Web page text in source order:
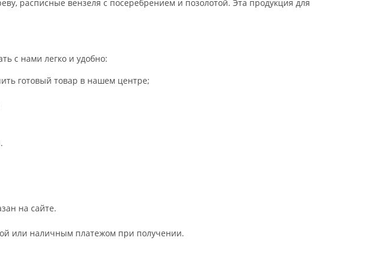
расписные вензеля с посеребрением и позолотой. Эта продукция для
с нами легко и удобно:
готовый товар в нашем центре;
на сайте.
или наличным платежом при получении.